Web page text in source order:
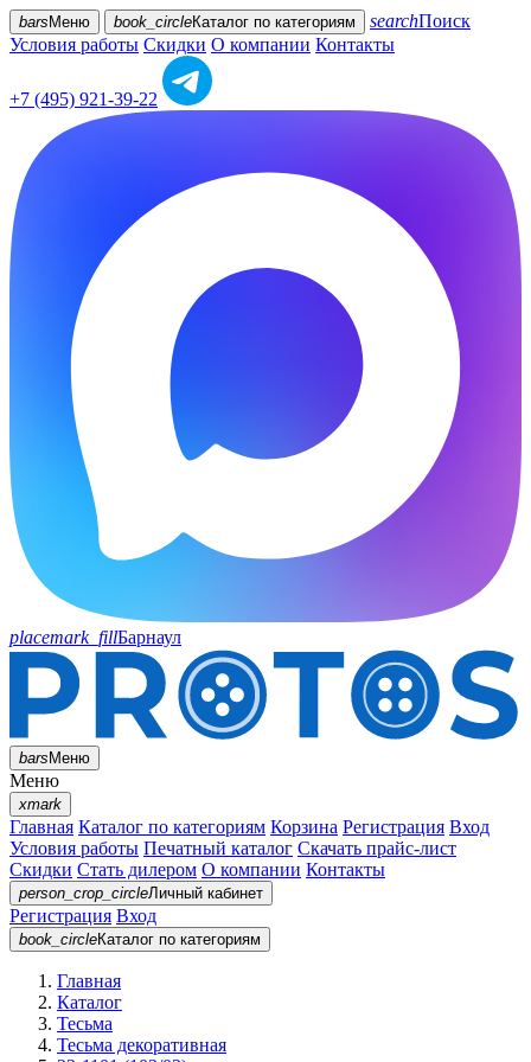
bars Меню book_circleКаталог по категориям searchПоиск
Условия работы Скидки О компании Контакты
+7 (495) 921-39-22
placemark_fillБарнаул
barsМеню
Меню
xmark
Главная Каталог по категориям Корзина Регистрация Вход
Условия работы Печатный каталог Скачать прайс-лист
Скидки Стать дилером О компании Контакты
person_crop_circleЛичный кабинет
Регистрация Вход
book_circleКаталог по категориям
Главная
Каталог
Тесьма
Тесьма декоративная